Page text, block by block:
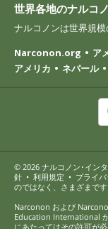
世界各地のナルコ
ナルコノンは世界規
Narconon.org
ア
アメリカ
ネパール
© 2026 ナルコノン･イン
針 • 利用規定 • プライ
のではなく、さまざまです
Narconon および
Education International
にあたってはその許可が必